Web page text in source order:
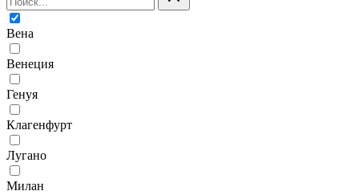
Вена
Венеция
Генуя
Клагенфурт
Лугано
Милан